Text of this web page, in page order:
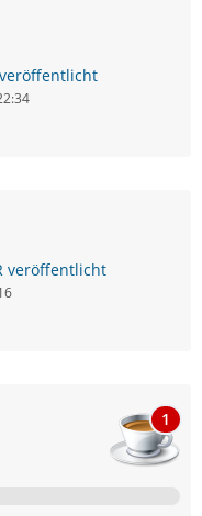
veröffentlicht
1